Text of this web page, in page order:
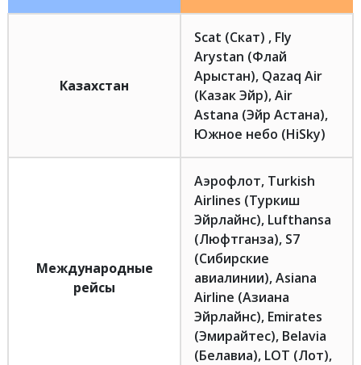
Казахстан
Scat (Скат) , Fly
Arystan (Флай
Арыстан), Qazaq Air
(Казак Эйр), Air
Astana (Эйр Астана),
Южное небо (HiSky)
Международные
рейсы
Аэрофлот, Turkish
Airlines (Туркиш
Эйрлайнс), Lufthansa
(Люфтганза), S7
(Сибирские
авиалинии), Asiana
Airline (Азиана
Эйрлайнс), Emirates
(Эмирайтес), Belavia
(Белавиа), LOT (Лот),